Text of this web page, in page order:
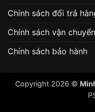
Chính sách đổi trả
Chính sách vận
Chính sách bảo hành
Copyright 2026 ©